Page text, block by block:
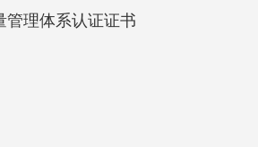
管理体系认证证书